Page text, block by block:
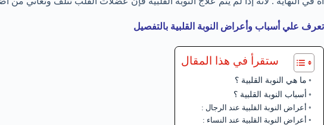
تعرف علي أسباب وأعراض النوبة القلبية بالتفصيل
ستقرأ في هذا المقال
ما هي النوبة القلبية ؟
أسباب النوبة القلبية ؟
أعراض النوبة القلبية عند الرجال :
أعراض النوبة القلبية عند النساء :